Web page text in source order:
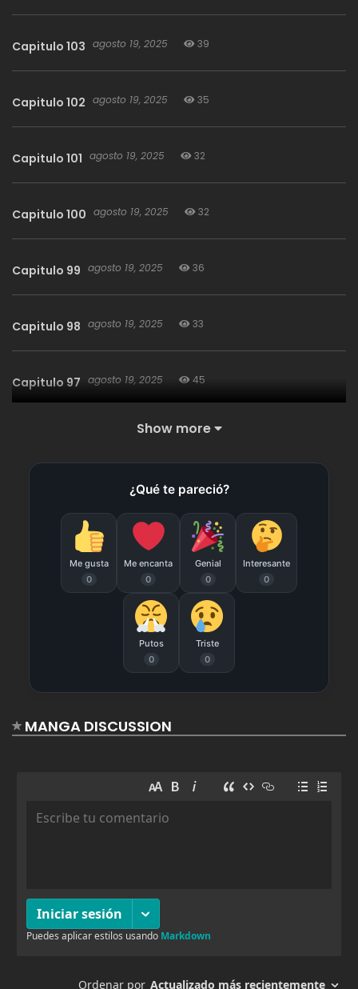
Capitulo 103 agosto 19, 2025 39
Capitulo 102 agosto 19, 2025 35
Capitulo 101 agosto 19, 2025 32
Capitulo 100 agosto 19, 2025 32
Capitulo 99 agosto 19, 2025 36
Capitulo 98 agosto 19, 2025 33
Capitulo 97 agosto 19, 2025 45
agosto 19, 2025 37
agosto 19, 2025 41
Capitulo 94 agosto 19, 2025 37
agosto 19, 2025 38
agosto 19, 2025 40
Capitulo 91
Capitulo 87 agosto 19, 2025 38
Show more
¿Qué te pareció?
Me gusta
0
Me encanta
0
Genial
0
Interesante
0
Putos
0
Triste
0
MANGA DISCUSSION